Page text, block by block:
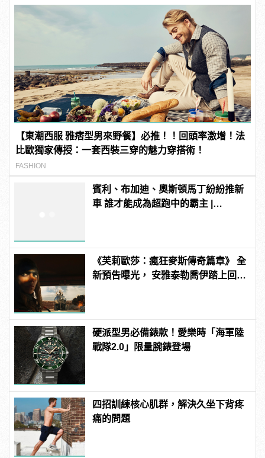
【東潮西服 雅痞型男來野餐】必推！！回頭率激增！法
比歐獨家傳授：一套西裝三穿的魅力穿搭術！
FASHION
賓利、布加迪、奧斯頓馬丁紛紛推新
車 誰才能成為超跑中的霸主 |
《芙莉歐莎：瘋狂麥斯傳奇篇章》 全
新預告曝光， 安雅泰勒喬伊踏上回家
硬派型男必備錶款！愛樂時「海軍陸
戰隊2.0」限量腕錶登場
四招訓練核心肌群，解決久坐下背疼
痛的問題